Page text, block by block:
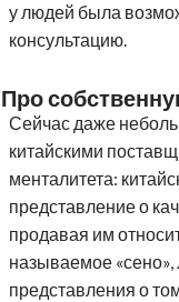
у людей была
консультацию.
Про
Сейчас даже
китайскими
менталитета:
представление о
продавая им
называемое
представления о